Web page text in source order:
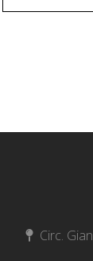
Circ.